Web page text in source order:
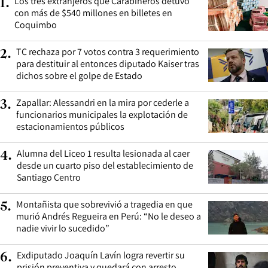
1.
con más de $540 millones en billetes en
Coquimbo
2. TC rechaza por 7 votos contra 3 requerimiento
para destituir al entonces diputado Kaiser tras
dichos sobre el golpe de Estado
3. Zapallar: Alessandri en la mira por cederle a
funcionarios municipales la explotación de
estacionamientos públicos
4. Alumna del Liceo 1 resulta lesionada al caer
desde un cuarto piso del establecimiento de
Santiago Centro
5. Montañista que sobrevivió a tragedia en que
murió Andrés Regueira en Perú: “No le deseo a
nadie vivir lo sucedido”
6. Exdiputado Joaquín Lavín logra revertir su